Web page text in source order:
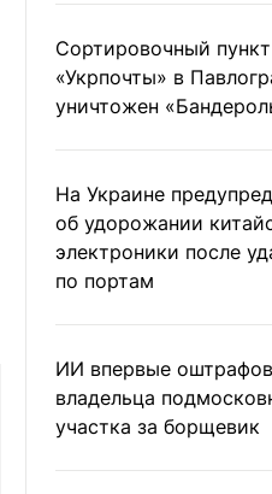
Сортировочный пункт
«Укрпочты» в
уничтожен
На Украине
об удорожании
электроники после
по портам
ИИ впервые
владельца
участка за борщевик